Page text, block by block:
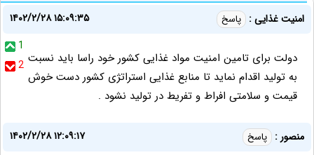
امنیت غذایی : پاسخ
۱۴۰۲/۲/۲۸ ۱۵:۰۹:۳۵
1
2 دولت برای تامین امنیت مواد غذایی کشور خود راسا باید نسبت
به تولید اقدام نماید تا منابع غذایی استراتژی کشور دست خوش
قیمت و سلامتی افراط و تفریط در تولید نشود .
منصور : پاسخ
۱۴۰۲/۲/۲۸ ۱۲:۰۹:۱۷